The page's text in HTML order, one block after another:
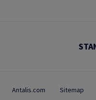
Antalis.com Sitemap